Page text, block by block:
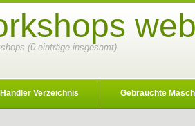
(0 einträge insgesamt)
Händler Verzeichnis Gebrauchte